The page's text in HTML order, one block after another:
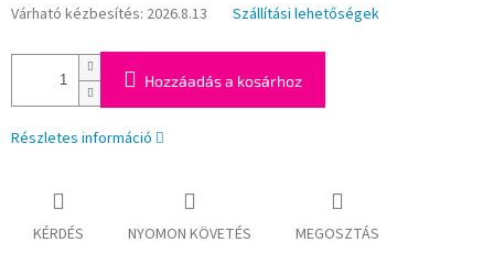
Várható kézbesítés: 2026.8.13 Szállítási lehetőségek
Hozzáadás a kosárhoz
Részletes információ
KÉRDÉS NYOMON KÖVETÉS MEGOSZTÁS